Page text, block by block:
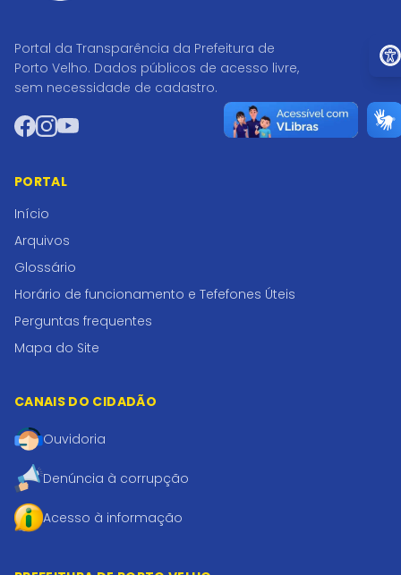
Portal da Transparência da Prefeitura de
Porto Velho. Dados públicos de acesso livre,
sem necessidade de cadastro.
Facebook
Instagram
YouTube
PORTAL
Início
Arquivos
Glossário
Horário de funcionamento e Tefefones Úteis
Perguntas frequentes
Mapa do Site
CANAIS DO CIDADÃO
Ouvidoria
Denúncia à corrupção
Acesso à informação
Ir